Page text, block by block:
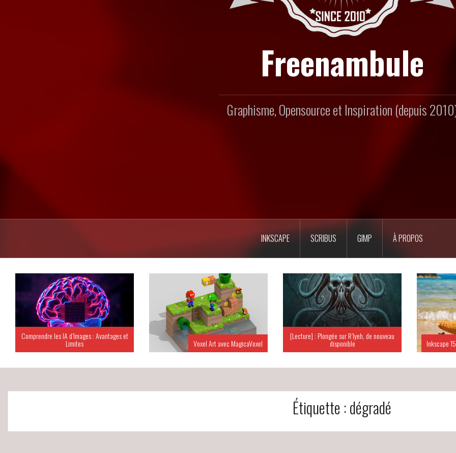
Freenambule
Graphisme, Opensource et Inspiration (depuis
INKSCAPE SCRIBUS GIMP À PROPOS
Comprendre les IA d’Images : Avantages et
Limites Voxel Art avec MagicaVoxel
[Lecture] : Plongée sur R’lyeh, de nouveau
disponible Inkscape
Étiquette :dégradé